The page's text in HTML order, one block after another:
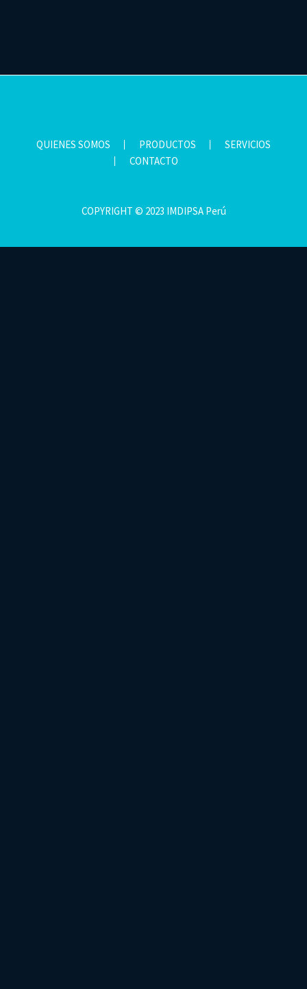
QUIENES SOMOS PRODUCTOS
SERVICIOS
CONTACTO
COPYRIGHT © 2023 IMDIPSA Perú